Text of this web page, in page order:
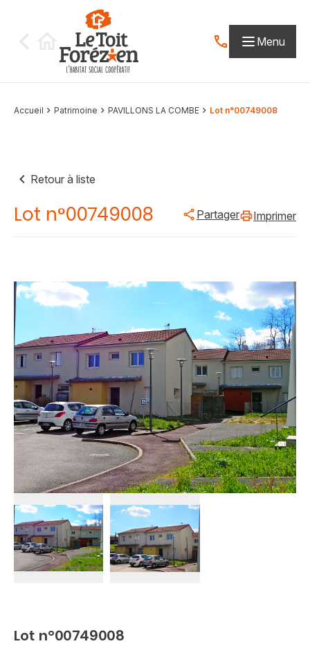
Contactez-nous
Menu
Accueil Patrimoine PAVILLONS LA COMBE Lot n°00749008
Retour à liste
Lot n°00749008 Partager Imprimer
Lot n°00749008